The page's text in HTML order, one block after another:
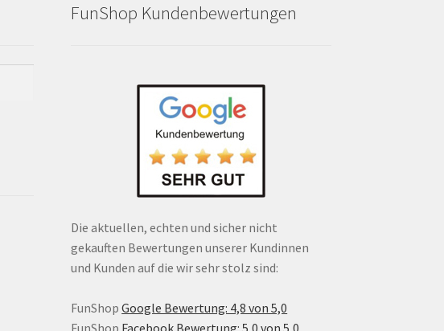
FunShop Kundenbewertungen
Die aktuellen, echten und sicher nicht
gekauften Bewertungen unserer Kundinnen
und Kunden auf die wir sehr stolz sind:
FunShop Google Bewertung: 4,8 von 5,0
FunShop Facebook Bewertung: 5,0 von 5,0